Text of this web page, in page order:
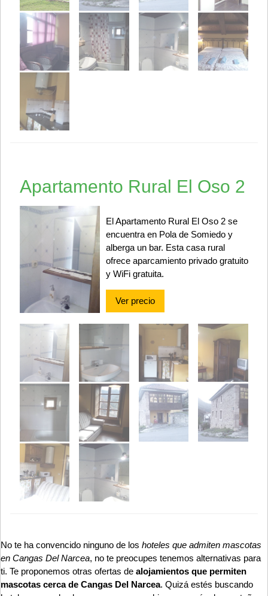
Apartamento Rural El Oso 2
El Apartamento Rural El Oso 2 se
encuentra en Pola de Somiedo y
alberga un bar. Esta casa rural
ofrece aparcamiento privado gratuito
y WiFi gratuita.
Ver precio
No te ha convencido ninguno de los hoteles que admiten mascotas
en Cangas Del Narcea, no te preocupes tenemos alternativas para
ti. Te proponemos otras ofertas de alojamientos que permiten
mascotas cerca de Cangas Del Narcea. Quizá estés buscando